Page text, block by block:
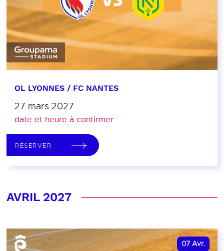
OL LYONNES / FC NANTES
27 mars 2027
date et heure à confirmer
RÉSERVER
AVRIL 2027
07 Avr.